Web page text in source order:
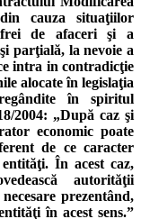
cauza situaţiilor
de afaceri şi a
parţială, la nevoie a
intra in contradicţie
alocate în legislaţia
în spiritul
2004: „După caz şi
economic poate
de ce caracter
În acest caz,
autorităţii
prezentând,
în acest sens.”